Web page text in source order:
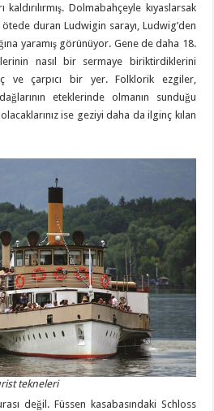
Dolmabahçeyle kıyaslarsak
duran Ludwigin sarayı, Ludwig’den
yaramış görünüyor. Gene de daha 18.
nasıl bir sermaye biriktirdiklerini
ve çarpıcı bir yer. Folklorik ezgiler,
eteklerinde olmanın sunduğu
ise geziyi daha da ilginç kılan
tekneleri
değil. Füssen kasabasındaki Schloss